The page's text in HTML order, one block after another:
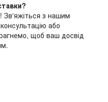
Зв'яжіться з нашим
або
щоб ваш досвід